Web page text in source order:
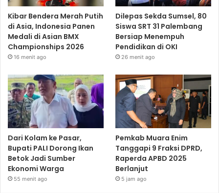
Kibar Bendera Merah Putih
di Asia, Indonesia Panen
Medali di Asian BMX
Championships 2026
16 menit ago
Dilepas Sekda Sumsel, 80
Siswa SRT 31 Palembang
Bersiap Menempuh
Pendidikan di OKI
26 menit ago
Dari Kolam ke Pasar,
Bupati PALI Dorong Ikan
Betok Jadi Sumber
Ekonomi Warga
55 menit ago
Pemkab Muara Enim
Tanggapi 9 Fraksi DPRD,
Raperda APBD 2025
Berlanjut
5 jam ago